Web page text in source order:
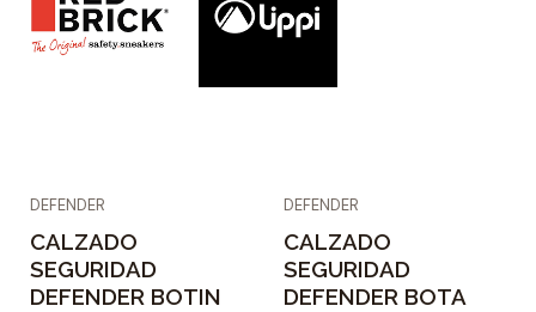
DEFENDER
CALZADO
SEGURIDAD
DEFENDER BOTIN
DEFENDER
CALZADO
SEGURIDAD
DEFENDER BOTA